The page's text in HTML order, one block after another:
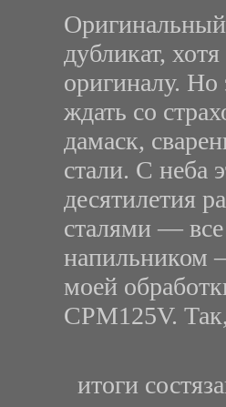
Оригинальный
дубликат,
оригиналу.
ждать со
дамаск,
стали. С неба
десятилетия
сталями —
напильником
моей
CPM125V.
итоги